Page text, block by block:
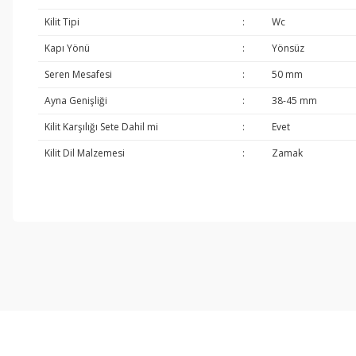
Kilit Tipi
:
Wc
Kapı Yönü
:
Yönsüz
Seren Mesafesi
:
50 mm
Ayna Genişliği
:
38-45 mm
Kilit Karşılığı Sete Dahil mi
:
Evet
Kilit Dil Malzemesi
: Zamak